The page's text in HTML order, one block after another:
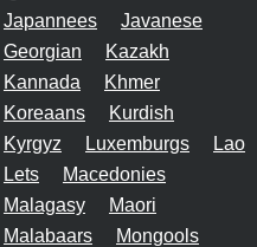
Japannees
Javanese
Georgian
Kazakh
Kannada
Khmer
Koreaans
Kurdish
Kyrgyz
Luxemburgs
Lao
Lets
Macedonies
Malagasy
Maori
Malabaars
Mongools